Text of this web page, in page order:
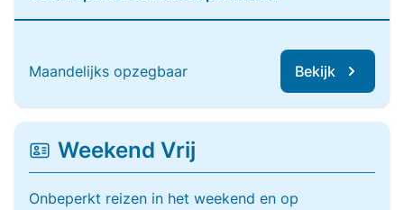
Maandelijks opzegbaar Bekijk
Weekend Vrij
Onbeperkt reizen in het weekend en op